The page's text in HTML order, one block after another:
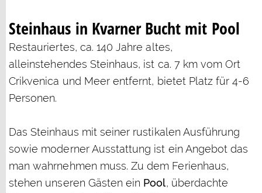
Steinhaus in Kvarner Bucht mit Pool
Restauriertes, ca. 140 Jahre altes,
alleinstehendes Steinhaus, ist ca. 7 km vom Ort
Crikvenica und Meer entfernt, bietet Platz für 4-6
Personen.
Das Steinhaus mit seiner rustikalen Ausführung
sowie moderner Ausstattung ist ein Angebot das
man wahrnehmen muss. Zu dem Ferienhaus,
stehen unseren Gästen ein Pool, überdachte